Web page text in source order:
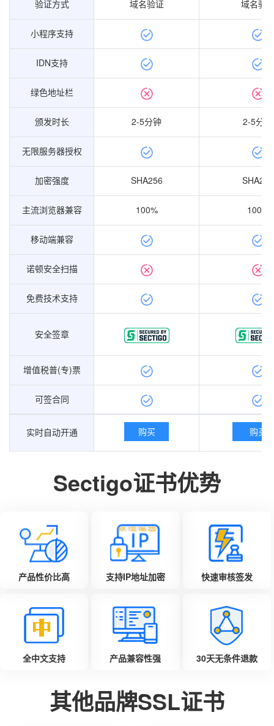
验证方式 域名验证 域名验
小程序支持
IDN支持
绿色地址栏
颁发时长 2-5分钟 2-5分钟
无限服务器授权
加密强度 SHA256 SHA256
主流浏览器兼容 100% 100%
移动端兼容
诺顿安全扫描
免费技术支持
安全签章
增值税普(专)票
可签合同
实时自动开通 购买 购买
验证方式
小程序支持
IDN支持
绿色地址栏
颁发时长
无限服务器授权
加密强度
主流浏览器兼容
移动端兼容
诺顿安全扫描
免费技术支持
安全签章
增值税普(专)票
可签合同
实时自动开通
Sectigo证书优势
产品性价比高 支持IP地址加密 快速审核签发
全中文支持 产品兼容性强 30天无条件退款
其他品牌SSL证书